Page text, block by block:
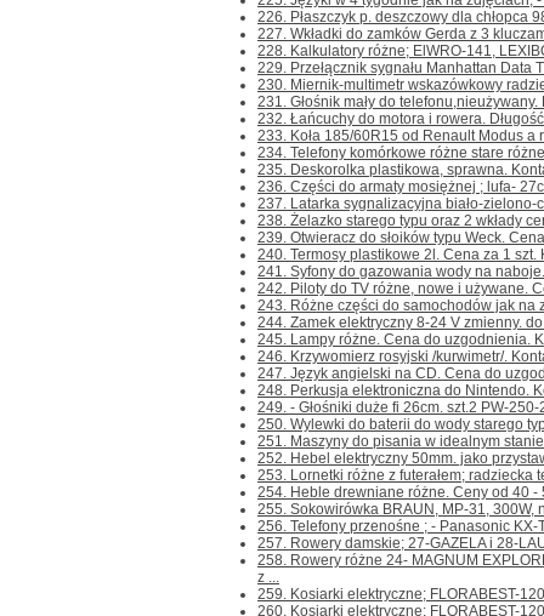
226. Płaszczyk p. deszczowy dla chłopca
227. Wkładki do zamków Gerda z 3
228. Kalkulatory różne; ElWRO-141,
229. Przełącznik sygnału Manhattan Data
230. Miernik-multimetr wskazówkowy
231. Głośnik mały do
232. Łańcuchy do motora i rowera.
233. Koła 185/60R15 od Renault Modus a
234. Telefony komórkowe różne stare
235. Deskorolka plastikowa, sprawna.
236. Części do armaty mosiężnej ; lufa-
237. Latarka sygnalizacyjna biało-zielono-
238. Żelazko starego typu oraz 2 wkłady
239. Otwieracz do słoików typu Weck.
240. Termosy plastikowe 2l. Cena za 1 szt.
241. Syfony do gazowania wody na
242. Piloty do TV różne, nowe i używane.
243. Różne części do samochodów jak na
244. Zamek elektryczny 8-24 V zmienny.
245. Lampy różne. Cena do uzgodnienia.
246. Krzywomierz rosyjski /kurwimetr/.
247. Język angielski na CD. Cena do
248. Perkusja elektroniczna do Nintendo.
249. - Głośniki duże fi 26cm. szt.2 PW-
250. Wylewki do baterii do wody starego
251. Maszyny do pisania w idealnym
252. Hebel elektryczny 50mm. jako
253. Lornetki różne z futerałem; radziecka
254. Heble drewniane różne. Ceny od 40 -
255. Sokowirówka BRAUN, MP-31, 300W,
256. Telefony przenośne ; - Panasonic KX-
257. Rowery damskie; 27-GAZELA i 28-
258. Rowery różne 24- MAGNUM
z ...
259. Kosiarki elektryczne; FLORABEST-
260. Kosiarki elektryczne; FLORABEST-